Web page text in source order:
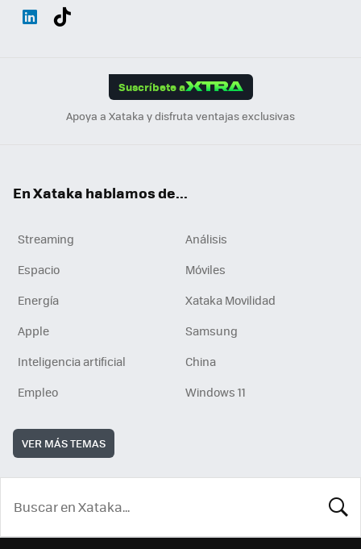
Suscríbete a
Apoya a Xataka y disfruta ventajas exclusivas
En Xataka hablamos de...
Streaming
Análisis
Espacio
Móviles
Energía
Xataka Movilidad
Apple
Samsung
Inteligencia artificial
China
Empleo
Windows 11
VER MÁS TEMAS